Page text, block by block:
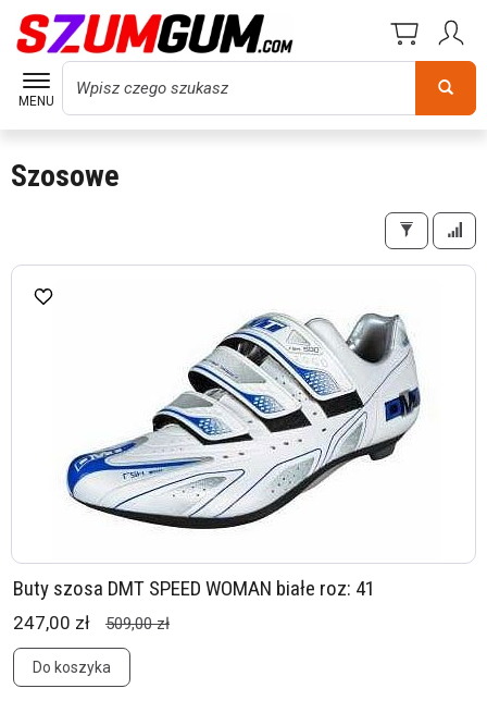
MENU
Wyszukaj
Szosowe
Buty szosa DMT SPEED WOMAN białe roz: 41
247,00 zł 509,00 zł
Do koszyka